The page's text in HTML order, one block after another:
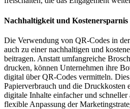
Nachhaltigkeit und Kostenersparnis
Die Verwendung von QR-Codes in
auch zu einer nachhaltigen und
beitragen. Anstatt umfangreiche
drucken, können Unternehmen ihre
digital über QR-Codes vermitteln.
Papierverbrauch und die Druckkosten
digitale Inhalte einfacher und
flexible Anpassung der